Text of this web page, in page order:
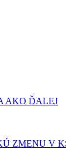
AKO ĎALEJ
ZMENU V